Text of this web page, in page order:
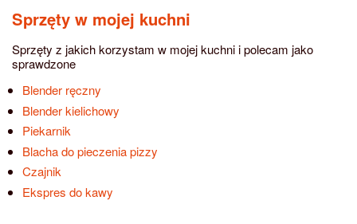
Sprzęty w mojej kuchni
Sprzęty z jakich korzystam w mojej kuchni i polecam jako
sprawdzone
Blender ręczny
Blender kielichowy
Piekarnik
Blacha do pieczenia pizzy
Czajnik
Ekspres do kawy